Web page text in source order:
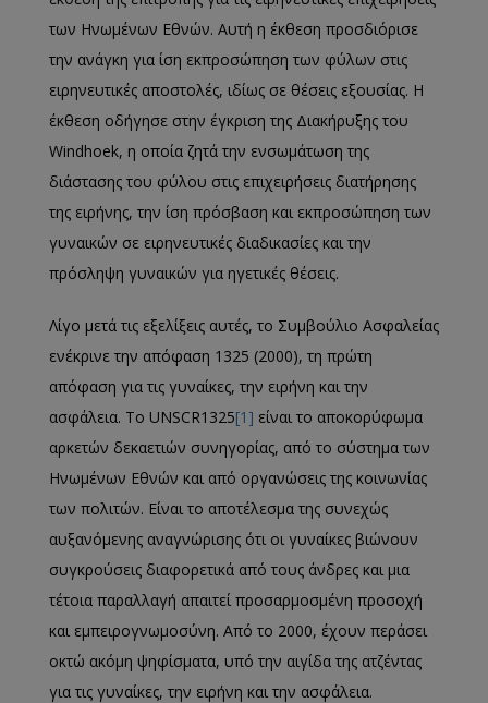
των Ηνωμένων Εθνών. Αυτή η έκθεση προσδιόρισε
την ανάγκη για ίση εκπροσώπηση των φύλων στις
ειρηνευτικές αποστολές, ιδίως σε θέσεις εξουσίας. Η
έκθεση οδήγησε στην έγκριση της Διακήρυξης του
Windhoek, η οποία ζητά την ενσωμάτωση της
διάστασης του φύλου στις επιχειρήσεις διατήρησης
της ειρήνης, την ίση πρόσβαση και εκπροσώπηση των
γυναικών σε ειρηνευτικές διαδικασίες και την
πρόσληψη γυναικών για ηγετικές θέσεις.
Λίγο μετά τις εξελίξεις αυτές, το Συμβούλιο Ασφαλείας
ενέκρινε την απόφαση 1325 (2000), τη πρώτη
απόφαση για τις γυναίκες, την ειρήνη και την
ασφάλεια. Το UNSCR1325[1] είναι το αποκορύφωμα
αρκετών δεκαετιών συνηγορίας, από το σύστημα των
Ηνωμένων Εθνών και από οργανώσεις της κοινωνίας
των πολιτών. Είναι το αποτέλεσμα της συνεχώς
αυξανόμενης αναγνώρισης ότι οι γυναίκες βιώνουν
συγκρούσεις διαφορετικά από τους άνδρες και μια
τέτοια παραλλαγή απαιτεί προσαρμοσμένη προσοχή
και εμπειρογνωμοσύνη. Από το 2000, έχουν περάσει
οκτώ ακόμη ψηφίσματα, υπό την αιγίδα της ατζέντας
για τις γυναίκες, την ειρήνη και την ασφάλεια.